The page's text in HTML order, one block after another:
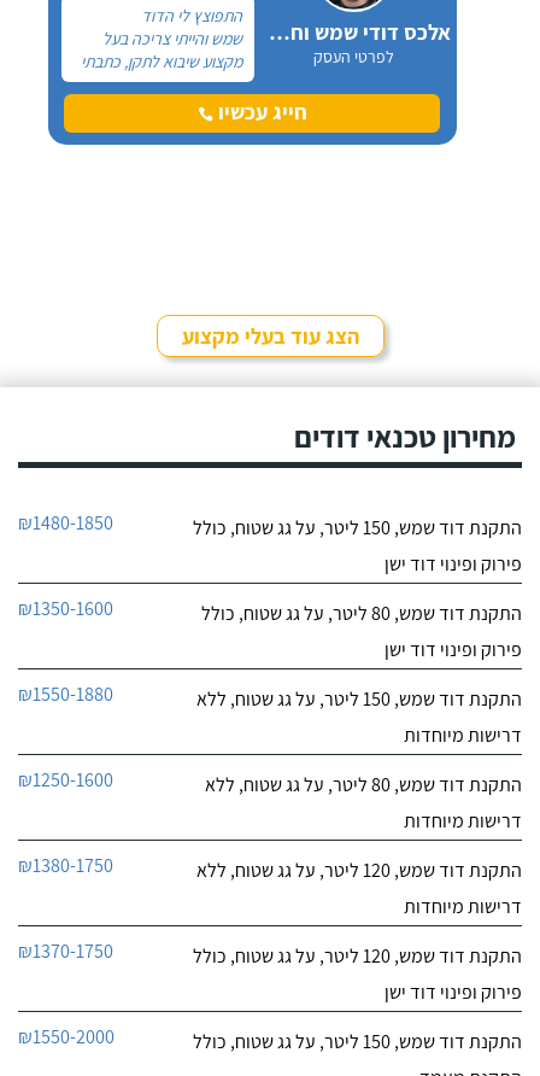
אלכס דודי שמש וחשמל
לפרטי העסק
התפוצץ לי הדוד
שמש והייתי צריכה בעל
מקצוע שיבוא לתקן, כתבתי
בגוגל טכנאי דודים ואז
הגעתי לקבוצה של העיר
חיפה בפייסבוק, שם כמה
חייג עכשיו
הצג עוד בעלי מקצוע
מחירון טכנאי דודים
התקנת דוד שמש, 150 ליטר, על גג שטוח, כולל
פירוק ופינוי דוד ישן
₪1480-1850
התקנת דוד שמש, 80 ליטר, על גג שטוח, כולל
פירוק ופינוי דוד ישן
₪1350-1600
התקנת דוד שמש, 150 ליטר, על גג שטוח, ללא
דרישות מיוחדות
₪1550-1880
התקנת דוד שמש, 80 ליטר, על גג שטוח, ללא
דרישות מיוחדות
₪1250-1600
התקנת דוד שמש, 120 ליטר, על גג שטוח, ללא
דרישות מיוחדות
₪1380-1750
התקנת דוד שמש, 120 ליטר, על גג שטוח, כולל
פירוק ופינוי דוד ישן
₪1370-1750
התקנת דוד שמש, 150 ליטר, על גג שטוח, כולל
₪1550-2000